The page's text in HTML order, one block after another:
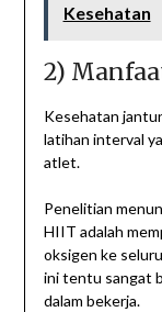
Kesehatan
2)
Kesehatan
latihan interval
atlet.
Penelitian
HIIT adalah
oksigen ke
ini tentu sangat
dalam bekerja.